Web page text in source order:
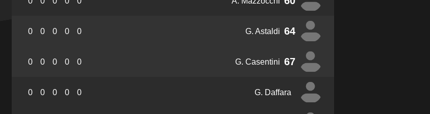
64
G. Astaldi
0
0
0
0
0
67
G. Casentini
0
0
0
0
0
G. Daffara
0
0
0
0
0